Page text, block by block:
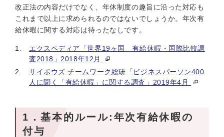
改正法の内容だけでなく、年休制度の趣旨に沿った対応も
これまで以上に求められるのではないでしょうか。年次有
給休暇に関する対応は待ったなしです。
エクスペディア「世界19ヶ国 有給休暇・国際比較調
査2018」2018年12月
サイボウズ チームワーク総研「ビジネスパーソン400
人に聞く「有給休暇」に関する調査」2019年4月
1．基本的ルール:年次有給休暇の
付与